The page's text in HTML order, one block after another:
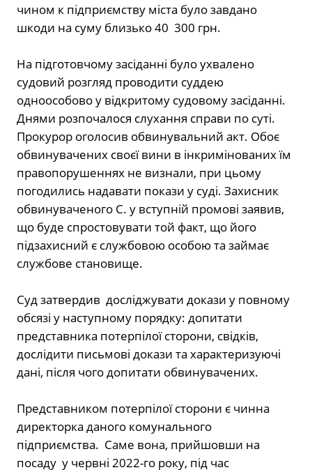
чином к підприємству міста було завдано
шкоди на суму близько 40 300 грн.
На підготовчому засіданні було ухвалено
судовий розгляд проводити суддею
одноособово у відкритому судовому засіданні.
Днями розпочалося слухання справи по суті.
Прокурор оголосив обвинувальний акт. Обоє
обвинувачених своєї вини в інкримінованих їм
правопорушеннях не визнали, при цьому
погодились надавати покази у суді. Захисник
обвинуваченого С. у вступній промові заявив,
що буде спростовувати той факт, що його
підзахисний є службовою особою та займає
службове становище.
Суд затвердив досліджувати докази у повному
обсязі у наступному порядку: допитати
представника потерпілої сторони, свідків,
дослідити письмові докази та характеризуючі
дані, після чого допитати обвинувачених.
Представником потерпілої сторони є чинна
директорка даного комунального
підприємства. Саме вона, прийшовши на
посаду у червні 2022-го року, під час